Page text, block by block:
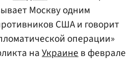
Москву одним
США и говорит
операции»
наУкраине в феврале